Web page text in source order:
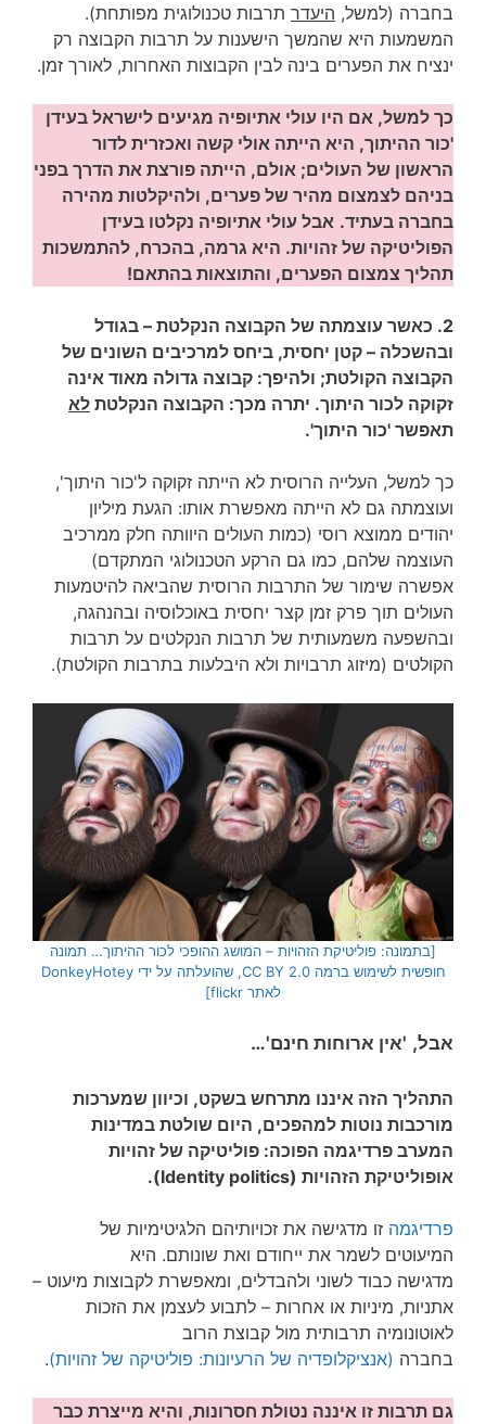
בחברה (למשל, היעדר תרבות טכנולוגית מפותחת).
המשמעות היא שהמשך הישענות על תרבות הקבוצה רק
ינציח את הפערים בינה לבין הקבוצות האחרות, לאורך זמן.
כך למשל, אם היו עולי אתיופיה מגיעים לישראל בעידן
'כור ההיתוך, היא הייתה אולי קשה ואכזרית לדור
הראשון של העולים; אולם, הייתה פורצת את הדרך בפני
בניהם לצמצום מהיר של פערים, ולהיקלטות מהירה
בחברה בעתיד. אבל עולי אתיופיה נקלטו בעידן
הפוליטיקה של זהויות. היא גרמה, בהכרח, להתמשכות
תהליך צמצום הפערים, והתוצאות בהתאם!
2. כאשר עוצמתה של הקבוצה הנקלטת – בגודל
ובהשכלה – קטן יחסית, ביחס למרכיבים השונים של
הקבוצה הקולטת; ולהיפך: קבוצה גדולה מאוד אינה
זקוקה לכור היתוך. יתרה מכך: הקבוצה הנקלטת לא
תאפשר 'כור היתוך'.
כך למשל, העלייה הרוסית לא הייתה זקוקה ל'כור היתוך',
ועוצמתה גם לא הייתה מאפשרת אותו: הגעת מיליון
יהודים ממוצא רוסי (כמות העולים היוותה חלק ממרכיב
העוצמה שלהם, כמו גם הרקע הטכנולוגי המתקדם)
אפשרה שימור של התרבות הרוסית שהביאה להיטמעות
העולים תוך פרק זמן קצר יחסית באוכלוסיה ובהנהגה,
ובהשפעה משמעותית של תרבות הנקלטים על תרבות
הקולטים (מיזוג תרבויות ולא היבלעות בתרבות הקולטת).
[בתמונה: פוליטיקת הזהויות – המושג ההופכי לכור ההיתוך… תמונה
חופשית לשימוש ברמה CC BY 2.0, שהועלתה על ידי DonkeyHotey
לאתר flickr]
אבל, 'אין ארוחות חינם'…
התהליך הזה איננו מתרחש בשקט, וכיוון שמערכות
מורכבות נוטות למהפכים, היום שולטת במדינות
המערב פרדיגמה הפוכה: פוליטיקה של זהויות
אופוליטיקת הזהויות (Identity politics).
פרדיגמה זו מדגישה את זכויותיהם הלגיטימיות של
המיעוטים לשמר את ייחודם ואת שונותם. היא
מדגישה כבוד לשוני ולהבדלים, ומאפשרת לקבוצות מיעוט –
אתניות, מיניות או אחרות – לתבוע לעצמן את הזכות
לאוטונומיה תרבותית מול קבוצת הרוב
בחברה (אנציקלופדיה של הרעיונות: פוליטיקה של זהויות).
גם תרבות זו איננה נטולת חסרונות, והיא מייצרת כבר